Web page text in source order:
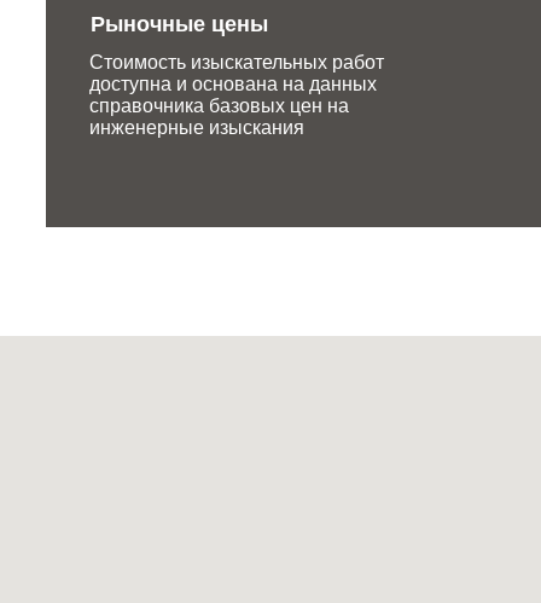
Стоимость изыскательных работ
доступна и основана на данных
справочника базовых цен на
инженерные изыскания
Рыночные цены